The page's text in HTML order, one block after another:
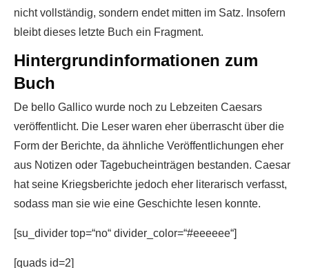
nicht vollständig, sondern endet mitten im Satz. Insofern
bleibt dieses letzte Buch ein Fragment.
Hintergrundinformationen zum
Buch
De bello Gallico wurde noch zu Lebzeiten Caesars
veröffentlicht. Die Leser waren eher überrascht über die
Form der Berichte, da ähnliche Veröffentlichungen eher
aus Notizen oder Tagebucheinträgen bestanden. Caesar
hat seine Kriegsberichte jedoch eher literarisch verfasst,
sodass man sie wie eine Geschichte lesen konnte.
[su_divider top=“no“ divider_color=“#eeeeee“]
[quads id=2]